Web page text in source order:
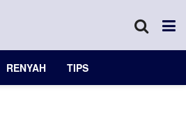
RENYAH TIPS